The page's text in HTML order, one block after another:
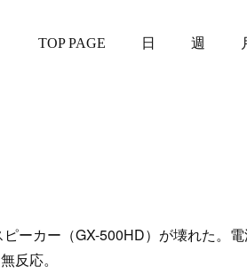
TOP PAGE 日 週
カー（GX-500HD）が壊れた。電
反応。